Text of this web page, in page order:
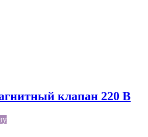
клапан 220 В